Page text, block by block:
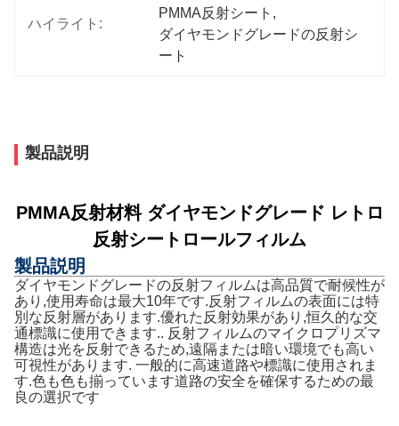
ハイライト:
PMMA反射シート ,
ダイヤモンドグレードの反射シ
ート
製品説明
PMMA反射材料 ダイヤモンドグレード レトロ
反射シートロールフィルム
製品説明
ダイヤモンドグレードの反射フィルムは高品質で耐候性が
あり,使用寿命は最大10年です.反射フィルムの表面には特
別な反射層があります.優れた反射効果があり,恒久的な交
通標識に使用できます.. 反射フィルムのマイクロプリズマ
構造は光を反射できるため,遠隔または暗い環境でも高い
可視性があります. 一般的に高速道路や標識に使用されま
す.色も色も揃っています道路の安全を確保するための最
良の選択です